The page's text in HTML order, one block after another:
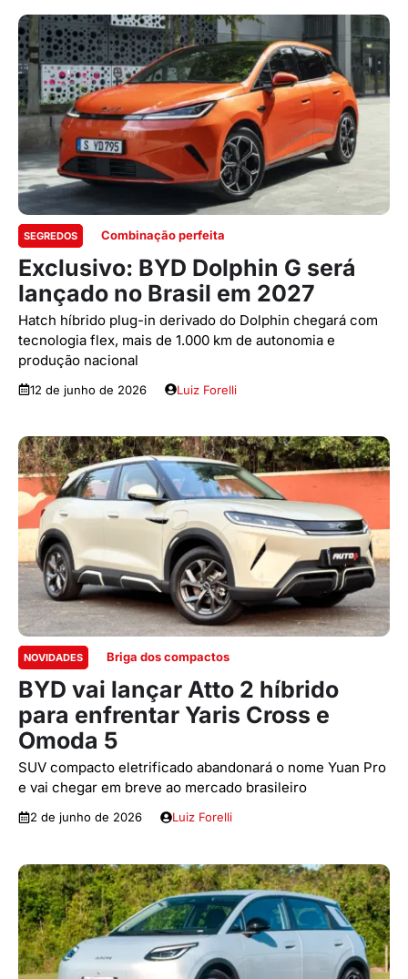
SEGREDOS Combinação perfeita
Exclusivo: BYD Dolphin G será
lançado no Brasil em 2027
Hatch híbrido plug-in derivado do Dolphin chegará com
tecnologia flex, mais de 1.000 km de autonomia e
produção nacional
12 de junho de 2026 Luiz Forelli
NOVIDADES Briga dos compactos
BYD vai lançar Atto 2 híbrido
para enfrentar Yaris Cross e
Omoda 5
SUV compacto eletrificado abandonará o nome Yuan Pro
e vai chegar em breve ao mercado brasileiro
2 de junho de 2026 Luiz Forelli